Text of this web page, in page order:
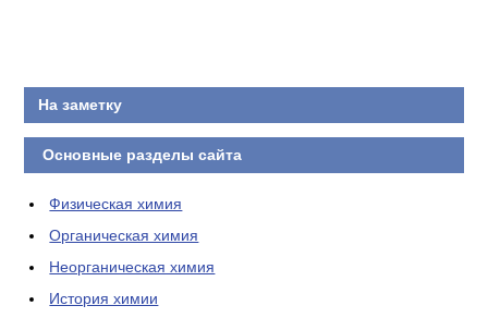
На заметку
Основные разделы сайта
Физическая химия
Органическая химия
Неорганическая химия
История химии